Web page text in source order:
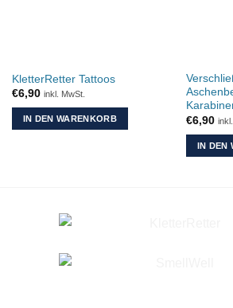
KletterRetter Tattoos
€6,90 inkl. MwSt.
IN DEN WARENKORB
€6,90
IN DEN